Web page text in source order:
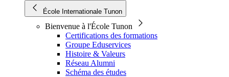
École Internationale Tunon
Bienvenue à l'École Tunon
Certifications des formations
Groupe Eduservices
Histoire & Valeurs
Réseau Alumni
Schéma des études